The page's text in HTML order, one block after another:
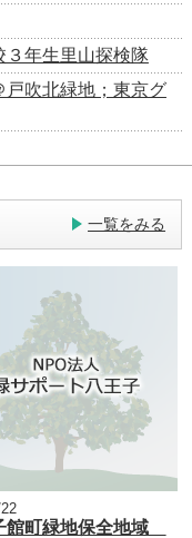
３年生里山探検隊
戸吹北緑地；東京グ
一覧をみる
館町緑地保全地域